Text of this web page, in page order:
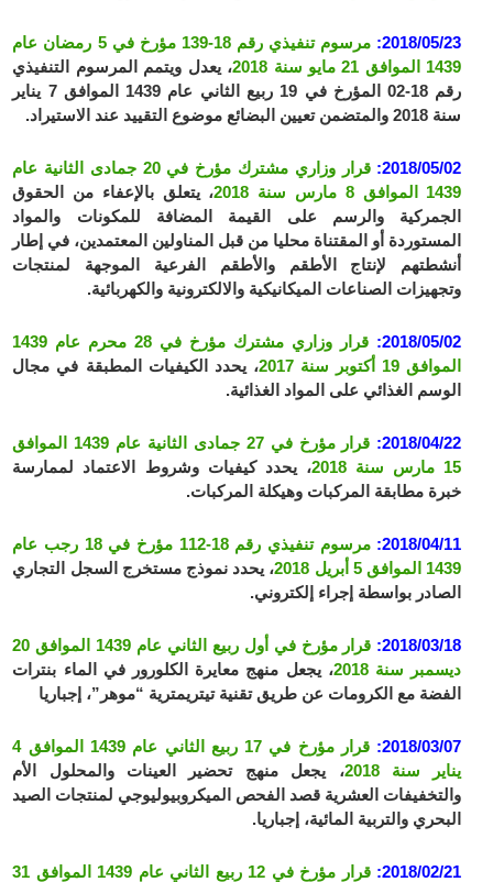
2018/05/23:
مرسوم تنفيذي رقم 18-139 مؤرخ في 5 رمضان عام
1439 الموافق 21 مايو سنة 2018
، يعدل ويتمم المرسوم التنفيذي
رقم 18-02 المؤرخ في 19 ربيع الثاني عام 1439 الموافق 7 يناير
سنة 2018 والمتضمن تعيين البضائع موضوع التقييد عند الاستيراد.
2018/05/02:
قرار وزاري مشترك مؤرخ في 20 جمادى الثانية عام
1439 الموافق 8 مارس سنة 2018
، يتعلق بالإعفاء من الحقوق
الجمركية والرسم على القيمة المضافة للمكونات والمواد
المستوردة أو المقتناة محليا من قبل المناولين المعتمدين، في إطار
أنشطتهم لإنتاج الأطقم والأطقم الفرعية الموجهة لمنتجات
وتجهيزات الصناعات الميكانيكية والالكترونية والكهربائية.
2018/05/02:
قرار وزاري مشترك مؤرخ في 28 محرم عام 1439
الموافق 19 أكتوبر سنة 2017
، يحدد الكيفيات المطبقة في مجال
الوسم الغذائي على المواد الغذائية.
2018/04/22:
قرار مؤرخ في 27 جمادى الثانية عام 1439 الموافق
15 مارس سنة 2018
، يحدد كيفيات وشروط الاعتماد لممارسة
خبرة مطابقة المركبات وهيكلة المركبات.
2018/04/11:
مرسوم تنفيذي رقم 18-112 مؤرخ في 18 رجب عام
1439 الموافق 5 أبريل 2018
، يحدد نموذج مستخرج السجل التجاري
الصادر بواسطة إجراء إلكتروني.
2018/03/18:
قرار مؤرخ في أول ربيع الثاني عام 1439 الموافق 20
ديسمبر سنة 2018
، يجعل منهج معايرة الكلورور في الماء بنترات
الفضة مع الكرومات عن طريق تقنية تيتريمترية “موهر”، إجباريا
2018/03/07:
قرار مؤرخ في 17 ربيع الثاني عام 1439 الموافق 4
يناير سنة 2018
، يجعل منهج تحضير العينات والمحلول الأم
والتخفيفات العشرية قصد الفحص الميكروبيوليوجي لمنتجات الصيد
البحري والتربية المائية، إجباريا.
2018/02/21:
قرار مؤرخ في 12 ربيع الثاني عام 1439 الموافق 31